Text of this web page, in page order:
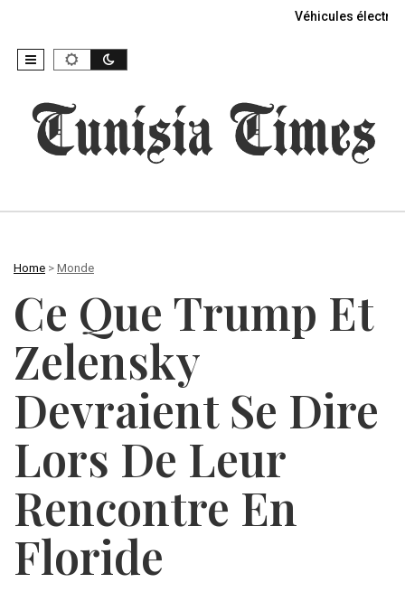
Véhicules
Home > Monde
Ce Que Trump Et
Zelensky
Devraient Se Dire
Lors De Leur
Rencontre En
Floride